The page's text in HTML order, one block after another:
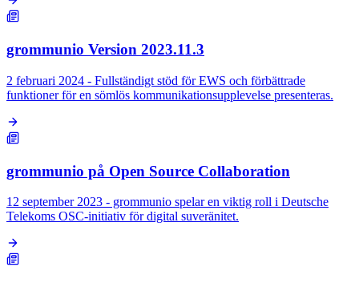
grommunio Version 2023.11.3
2 februari 2024 - Fullständigt stöd för EWS och förbättrade
funktioner för en sömlös kommunikationsupplevelse presenteras.
grommunio på Open Source Collaboration
12 september 2023 - grommunio spelar en viktig roll i Deutsche
Telekoms OSC-initiativ för digital suveränitet.